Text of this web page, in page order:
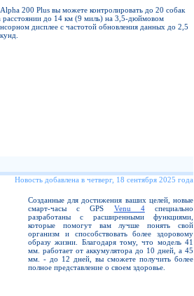
200 Plus вы можете контролировать до 20 собак
расстоянии до 14 км (9 миль) на 3,5-дюймовом
дисплее с частотой обновления данных до 2,5
Новость добавлена в четверг, 18 сентября 2025 года
Созданные для достижения ваших целей, новые
смарт-часы с GPS Venu 4специально
разработаны с расширенными функциями,
которые помогут вам лучше понять свой
организм и способствовать более здоровому
образу жизни. Благодаря тому, что модель 41
мм. работает от аккумулятора до 10 дней, а 45
мм. - до 12 дней, вы сможете получить более
полное представление о своем здоровье.